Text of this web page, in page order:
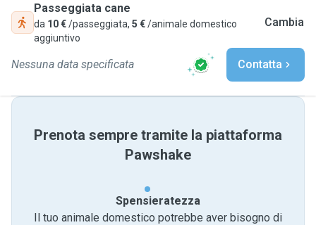
Passeggiata cane
da 10 €/passeggiata, 5 €/animale domestico
aggiuntivo
Cambia
Nessuna data specificata Contatta
Prenota sempre tramite la piattaforma
Pawshake
Spensieratezza
Il tuo animale domestico potrebbe aver bisogno di